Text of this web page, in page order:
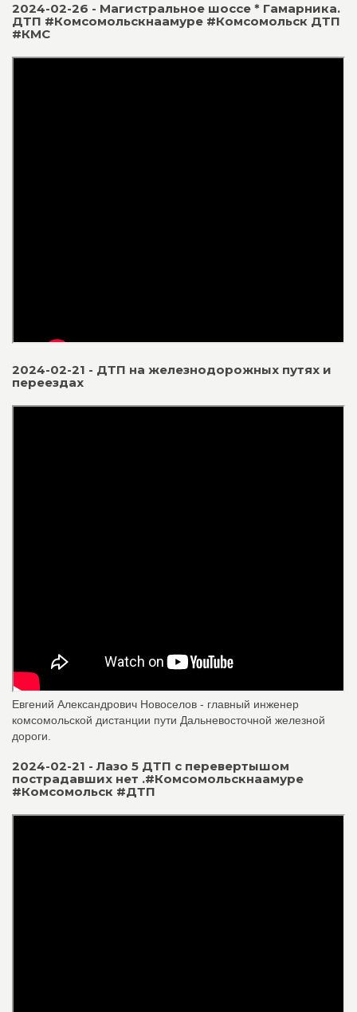
2024-02-26 - Магистральное шоссе * Гамарника.
ДТП #Комсомольскнаамуре #Комсомольск ДТП
#КМС
2024-02-21 - ДТП на железнодорожных путях и
переездах
Евгений Александрович Новоселов - главный инженер
комсомольской дистанции пути Дальневосточной железной
дороги.
2024-02-21 - Лазо 5 ДТП с перевертышом
пострадавших нет .#Комсомольскнаамуре
#Комсомольск #ДТП